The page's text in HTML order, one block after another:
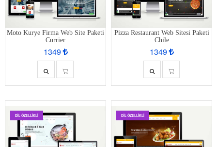
Moto Kurye Firma Web Site Paketi
Currier
1349
Pizza Restaurant Web Sitesi Paketi
Chile
1349
DIL ÖZELLIKLI DIL ÖZELLIKLI